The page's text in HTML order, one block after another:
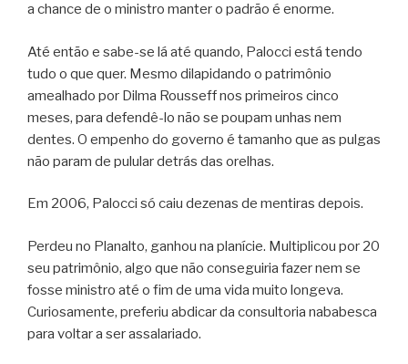
a chance de o ministro manter o padrão é enorme.
Até então e sabe-se lá até quando, Palocci está tendo
tudo o que quer. Mesmo dilapidando o patrimônio
amealhado por Dilma Rousseff nos primeiros cinco
meses, para defendê-lo não se poupam unhas nem
dentes. O empenho do governo é tamanho que as pulgas
não param de pulular detrás das orelhas.
Em 2006, Palocci só caiu dezenas de mentiras depois.
Perdeu no Planalto, ganhou na planície. Multiplicou por 20
seu patrimônio, algo que não conseguiria fazer nem se
fosse ministro até o fim de uma vida muito longeva.
Curiosamente, preferiu abdicar da consultoria nababesca
para voltar a ser assalariado.